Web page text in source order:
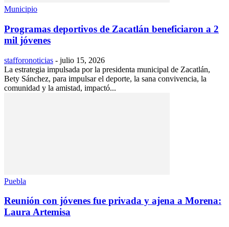
Municipio
Programas deportivos de Zacatlán beneficiaron a 2
mil jóvenes
stafforonoticias - julio 15, 2026
La estrategia impulsada por la presidenta municipal de Zacatlán,
Bety Sánchez, para impulsar el deporte, la sana convivencia, la
comunidad y la amistad, impactó...
Puebla
Reunión con jóvenes fue privada y ajena a Morena:
Laura Artemisa